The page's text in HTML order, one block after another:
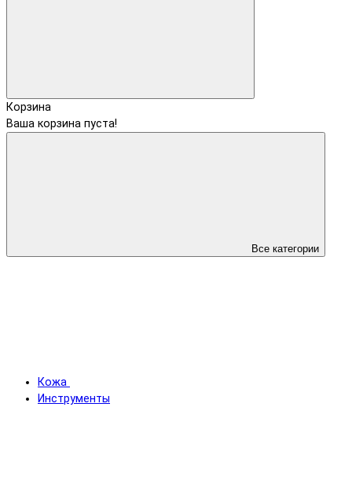
Корзина
Ваша корзина пуста!
Все категории
Кожа
Инструменты